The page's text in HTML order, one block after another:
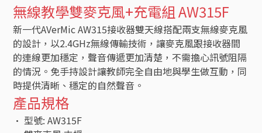
無線教學雙麥克風+充電組 AW315F
新一代AVerMic AW315接收器雙天線搭配兩支無線麥克風
的設計，以2.4GHz無線傳輸技術，讓麥克風跟接收器間
的連線更加穩定，聲音傳遞更加清楚，不需擔心訊號阻隔
的情況。免手持設計讓教師完全自由地與學生做互動，同
時提供清晰、穩定的自然聲音。
產品規格
• 型號: AW315F